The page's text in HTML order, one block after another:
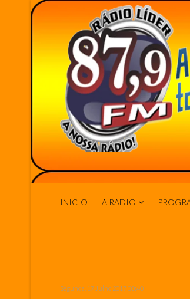
INICIO A RADIO
Segunda, 17 Julho 2017 00:40